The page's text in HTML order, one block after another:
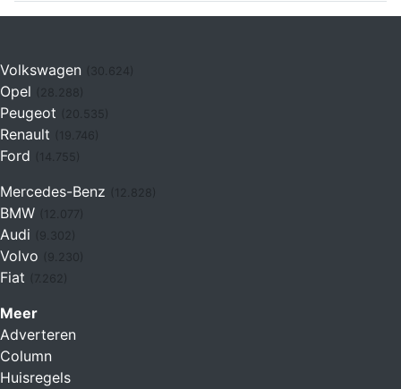
Volkswagen (30.624)
Opel
Peugeot
Renault (19.746)
Ford (14.755)
Mercedes-Benz
BMW
Audi
Volvo
Fiat (7.262)
Meer
Adverteren
Column
Huisregels